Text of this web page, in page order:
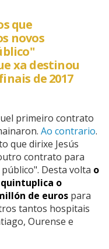
que
novos
xa destinou
de 2017
primeiro contrato
Ao contrario.
que dirixe Jesús
contrato para
Desta volta o
o
de euros para
tantos hospitais
Ourense e